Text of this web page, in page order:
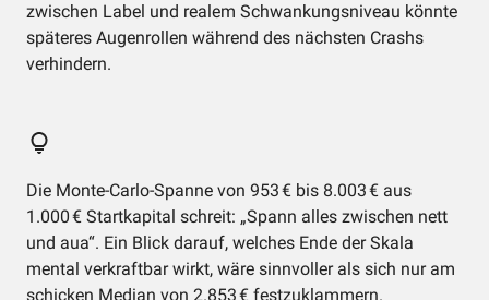
zwischen Label und realem Schwankungsniveau könnte
späteres Augenrollen während des nächsten Crashs
verhindern.
Die Monte-Carlo-Spanne von 953 € bis 8.003 € aus
1.000 € Startkapital schreit: „Spann alles zwischen nett
und aua“. Ein Blick darauf, welches Ende der Skala
mental verkraftbar wirkt, wäre sinnvoller als sich nur am
schicken Median von 2.853 € festzuklammern.